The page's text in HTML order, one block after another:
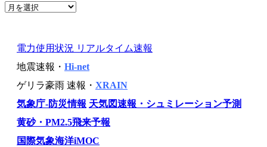
電力使用状況 リアルタイム速報
地震速報・ Hi-net
ゲリラ豪雨 速報・ XRAIN
気象庁-防災情報 天気図速報・シュミレーション予測
黄砂・PM2.5飛来予報
国際気象海洋iMOC